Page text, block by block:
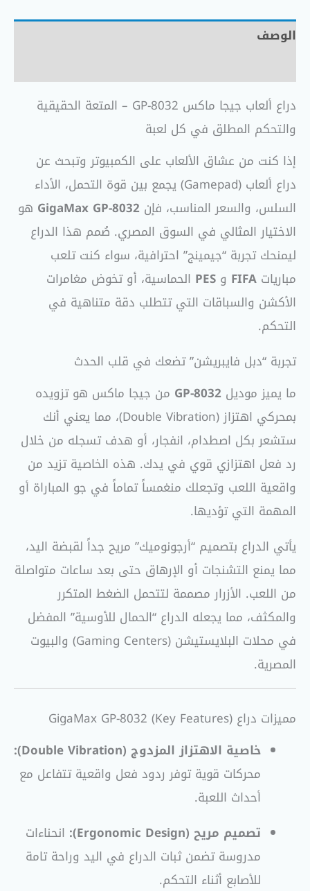
الوصف
دراع ألعاب جيجا ماكس GP-8032 – المتعة الحقيقية
والتحكم المطلق في كل لعبة
إذا كنت من عشاق الألعاب على الكمبيوتر وتبحث عن
دراع ألعاب (Gamepad) يجمع بين قوة التحمل، الأداء
السلس، والسعر المناسب، فإن GigaMax GP-8032 هو
الاختيار المثالي في السوق المصري. صُمم هذا الدراع
ليمنحك تجربة “جيمينج” احترافية، سواء كنت تلعب
مباريات FIFA و PES الحماسية، أو تخوض مغامرات
الأكشن والسباقات التي تتطلب دقة متناهية في
التحكم.
تجربة “دبل فايبريشن” تضعك في قلب الحدث
ما يميز موديل GP-8032 من جيجا ماكس هو تزويده
بمحركي اهتزاز (Double Vibration)، مما يعني أنك
ستشعر بكل اصطدام، انفجار، أو هدف تسجله من خلال
رد فعل اهتزازي قوي في يدك. هذه الخاصية تزيد من
واقعية اللعب وتجعلك منغمساً تماماً في جو المباراة أو
المهمة التي تؤديها.
يأتي الدراع بتصميم “أرجونوميك” مريح جداً لقبضة اليد،
مما يمنع التشنجات أو الإرهاق حتى بعد ساعات متواصلة
من اللعب. الأزرار مصممة لتتحمل الضغط المتكرر
والمكثف، مما يجعله الدراع “الحمال للأوسية” المفضل
في محلات البلايستيشن (Gaming Centers) والبيوت
المصرية.
مميزات دراع GigaMax GP-8032 (Key Features)
خاصية الاهتزاز المزدوج (Double Vibration):
محركات قوية توفر ردود فعل واقعية تتفاعل مع
أحداث اللعبة.
تصميم مريح (Ergonomic Design):
انحناءات
مدروسة تضمن ثبات الدراع في اليد وراحة تامة
للأصابع أثناء التحكم.